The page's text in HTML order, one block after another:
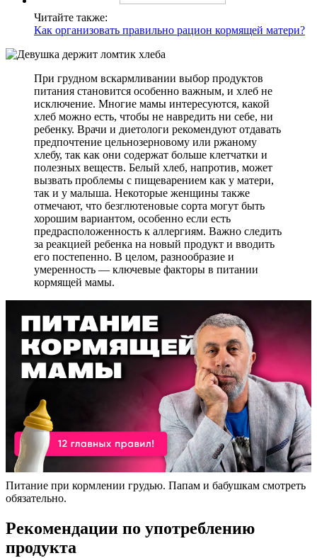
Читайте также:
Как организовать правильно рацион кормящей матери?
При грудном вскармливании выбор продуктов
питания становится особенно важным, и хлеб не
исключение. Многие мамы интересуются, какой
хлеб можно есть, чтобы не навредить ни себе, ни
ребенку. Врачи и диетологи рекомендуют отдавать
предпочтение цельнозерновому или ржаному
хлебу, так как они содержат больше клетчатки и
полезных веществ. Белый хлеб, напротив, может
вызвать проблемы с пищеварением как у матери,
так и у малыша. Некоторые женщины также
отмечают, что безглютеновые сорта могут быть
хорошим вариантом, особенно если есть
предрасположенность к аллергиям. Важно следить
за реакцией ребенка на новый продукт и вводить
его постепенно. В целом, разнообразие и
умеренность — ключевые факторы в питании
кормящей мамы.
Питание при кормлении грудью. Папам и бабушкам смотреть
обязательно.
Рекомендации по употреблению
продукта